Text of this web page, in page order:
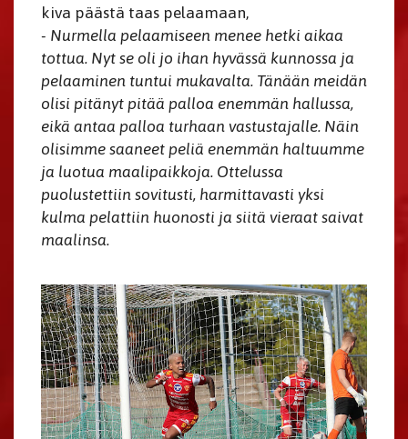
kiva päästä taas pelaamaan,
- Nurmella pelaamiseen menee hetki aikaa
tottua. Nyt se oli jo ihan hyvässä kunnossa ja
pelaaminen tuntui mukavalta. Tänään meidän
olisi pitänyt pitää palloa enemmän hallussa,
eikä antaa palloa turhaan vastustajalle. Näin
olisimme saaneet peliä enemmän haltuumme
ja luotua maalipaikkoja. Ottelussa
puolustettiin sovitusti, harmittavasti yksi
kulma pelattiin huonosti ja siitä vieraat saivat
maalinsa.